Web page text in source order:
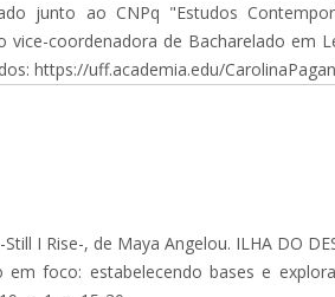
junto ao CNPq "Estudos
coordenadora de Bacharelado
https://uff.academia.edu/
I Rise-, de Maya Angelou. ILHA DO
foco: estabelecendo bases e